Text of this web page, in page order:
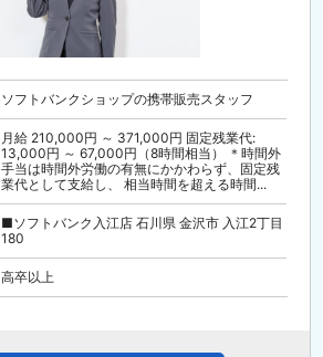
ソフトバンクショップの携帯販売スタッフ
月給 210,000円 ～ 371,000円 固定残業代:
13,000円 ～ 67,000円（8時間相当） ＊時間外
手当は時間外労働の有無にかかわらず、固定残
業代として支給し、 相当時間を超える時間...
■ソフトバンク入江店 石川県 金沢市 入江2丁目
180
高卒以上